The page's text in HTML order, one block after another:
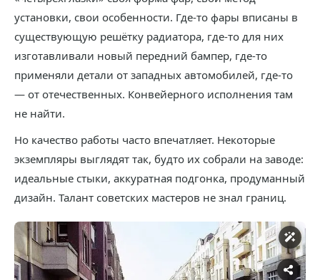
установки, свои особенности. Где-то фары вписаны в
существующую решётку радиатора, где-то для них
изготавливали новый передний бампер, где-то
применяли детали от западных автомобилей, где-то
— от отечественных. Конвейерного исполнения там
не найти.
Но качество работы часто впечатляет. Некоторые
экземпляры выглядят так, будто их собрали на заводе:
идеальные стыки, аккуратная подгонка, продуманный
дизайн. Талант советских мастеров не знал границ.